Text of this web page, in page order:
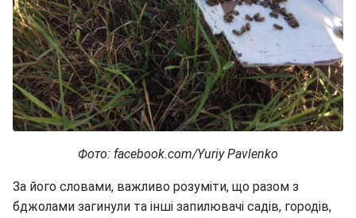
Фото: facebook.com/Yuriy Pavlenko
За його словами, важливо розуміти, що разом з
бджолами загинули та інші запилювачі садів, городів,